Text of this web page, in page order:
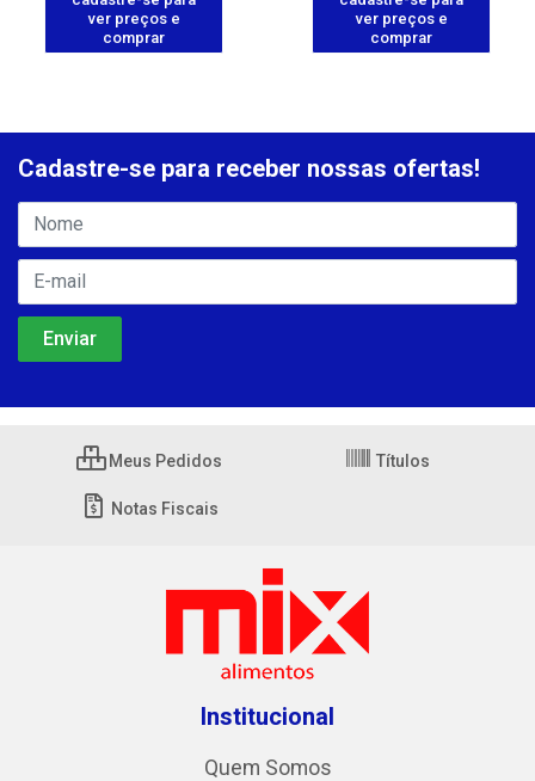
ver preços e
comprar
ver preços e
comprar
Cadastre-se para receber nossas ofertas!
Meus Pedidos Títulos
Notas Fiscais
Institucional
Quem Somos